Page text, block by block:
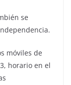
se
móviles de
horario en el